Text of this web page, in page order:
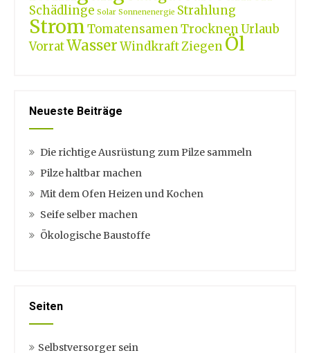
Schädlinge Solar Sonnenenergie Strahlung
StromTomatensamenTrocknenUrlaub
VorratWasserWindkraftZiegenÖl
Neueste Beiträge
Die richtige Ausrüstung zum Pilze sammeln
Pilze haltbar machen
Mit dem Ofen Heizen und Kochen
Seife selber machen
Ökologische Baustoffe
Seiten
Selbstversorger sein